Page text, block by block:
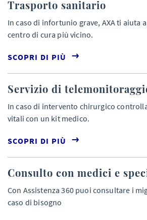
Trasporto sanitario
In caso di infortunio grave, AXA ti aiuta
centro di cura più vicino.
SCOPRI DI PIÙ
Servizio di
In caso di intervento chirurgico
vitali con un kit medico.
SCOPRI DI PIÙ
Consulto con medici e
Con Assistenza 360 puoi consultare i
caso di bisogno